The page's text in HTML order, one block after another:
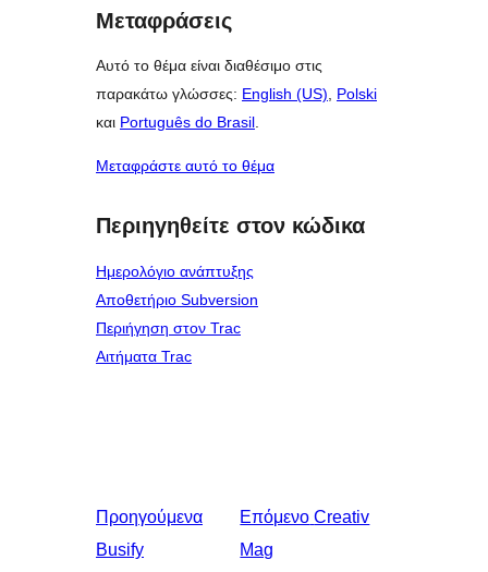
Μεταφράσεις
Αυτό το θέμα είναι διαθέσιμο στις
παρακάτω γλώσσες: English (US), Polski
και Português do Brasil.
Μεταφράστε αυτό το θέμα
Περιηγηθείτε στον κώδικα
Ημερολόγιο ανάπτυξης
Αποθετήριο Subversion
Περιήγηση στον Trac
Αιτήματα Trac
Προηγούμενα
Busify
Επόμενο Creativ
Mag